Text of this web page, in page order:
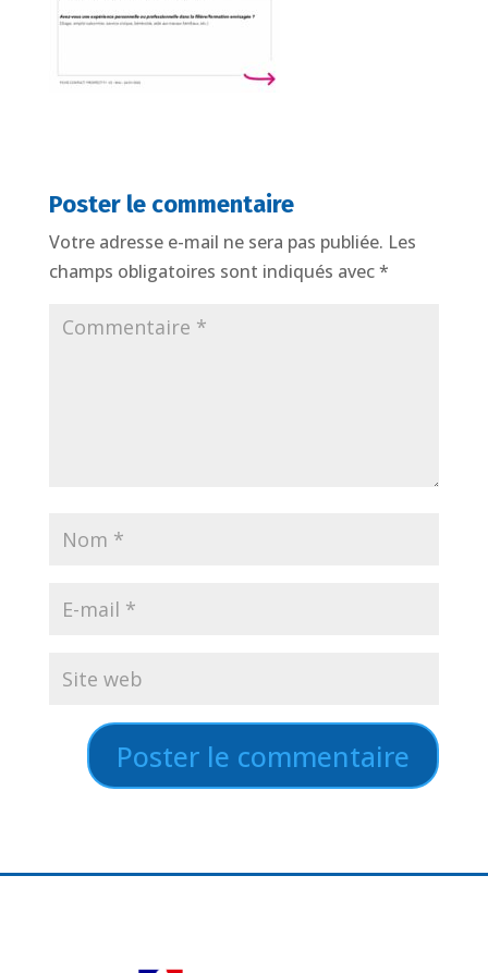
Poster le commentaire
Votre adresse e-mail ne sera pas publiée. Les
champs obligatoires sont indiqués avec*